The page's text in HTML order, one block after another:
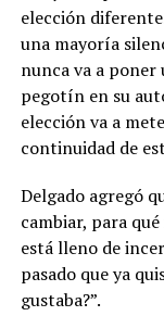
elección
una mayoría
nunca va a poner
pegotín en su
elección va a
continuidad de
Delgado agregó
cambiar, para
está lleno de
pasado que ya
gustaba?”.